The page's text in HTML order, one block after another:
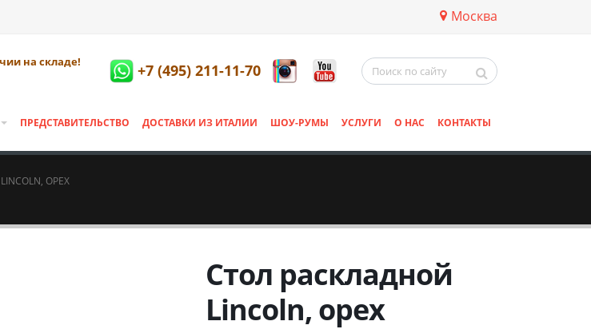
Москва
на складе!
+7 (495) 211-11-70
ПРЕДСТАВИТЕЛЬСТВО ДОСТАВКИ ИЗ ИТАЛИИ ШОУ-РУМЫ УСЛУГИ О НАС КОНТАКТЫ
ОРЕХ
Стол раскладной
Lincoln, орех